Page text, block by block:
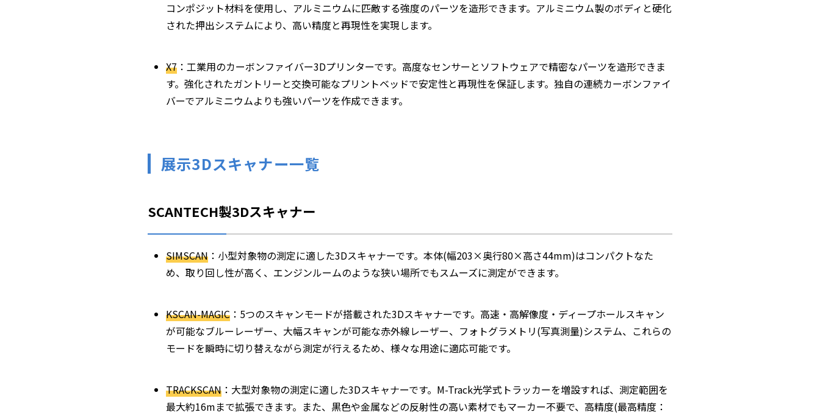
コンポジット材料を使用し、アルミニウムに匹敵する強度のパーツを造形できます。アルミニウム製のボディと硬化
された押出システムにより、高い精度と再現性を実現します。
X7 ：工業用のカーボンファイバー3Dプリンターです。高度なセンサーとソフトウェアで精密なパーツを造形できま
す。強化されたガントリーと交換可能なプリントベッドで安定性と再現性を保証します。独自の連続カーボンファイ
バーでアルミニウムよりも強いパーツを作成できます。
展示3Dスキャナー一覧
SCANTECH製3Dスキャナー
SIMSCAN ：小型対象物の測定に適した3Dスキャナーです。本体(幅203×奥行80×高さ44mm)はコンパクトなた
め、取り回し性が高く、エンジンルームのような狭い場所でもスムーズに測定ができます。
KSCAN-MAGIC ：5つのスキャンモードが搭載された3Dスキャナーです。高速・高解像度・ディープホールスキャン
が可能なブルーレーザー、大幅スキャンが可能な赤外線レーザー、フォトグラメトリ(写真測量)システム、これらの
モードを瞬時に切り替えながら測定が行えるため、様々な用途に適応可能です。
TRACKSCAN ：大型対象物の測定に適した3Dスキャナーです。M-Track光学式トラッカーを増設すれば、測定範囲を
最大約16mまで拡張できます。また、黒色や金属などの反射性の高い素材でもマーカー不要で、高精度(最高精度：